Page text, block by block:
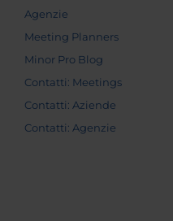
Agenzie
Meeting Planners
Minor Pro Blog
Contatti: Meetings
Contatti: Aziende
Contatti: Agenzie